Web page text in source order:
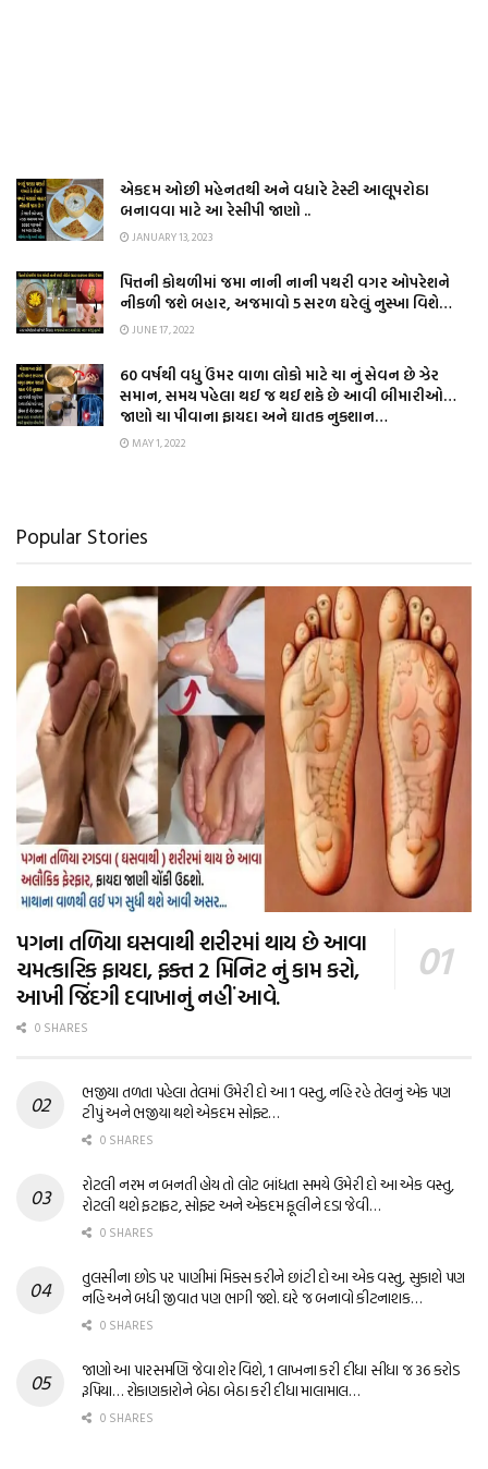
એકદમ ઓછી મહેનતથી અને વધારે ટેસ્ટી આલૂપરોઠા
બનાવવા માટે આ રેસીપી જાણો ..
JANUARY 13, 2023
પિત્તની કોથળીમાં જમા નાની નાની પથરી વગર ઓપરેશને
નીકળી જશે બહાર, અજમાવો 5 સરળ ઘરેલું નુસ્ખા વિશે…
JUNE 17, 2022
60 વર્ષથી વધુ ઉંમર વાળા લોકો માટે ચા નું સેવન છે ઝેર
સમાન, સમય પહેલા થઈ જ થઈ શકે છે આવી બીમારીઓ…
જાણો ચા પીવાના ફાયદા અને ઘાતક નુકશાન…
MAY 1, 2022
Popular Stories
પગના તળિયા ઘસવાથી શરીરમાં થાય છે આવા
ચમત્કારિક ફાયદા, ફક્ત 2 મિનિટ નું કામ કરો,
આખી જિંદગી દવાખાનું નહીં આવે.
0 SHARES
ભજીયા તળતા પહેલા તેલમાં ઉમેરી દો આ 1 વસ્તુ, નહિ રહે તેલનું એક પણ
ટીપું અને ભજીયા થશે એકદમ સોફ્ટ…
0 SHARES
રોટલી નરમ ન બનતી હોય તો લોટ બાંધતા સમયે ઉમેરી દો આ એક વસ્તુ,
રોટલી થશે ફટાફટ, સોફ્ટ અને એકદમ ફૂલીને દડા જેવી…
0 SHARES
તુલસીના છોડ પર પાણીમાં મિક્સ કરીને છાંટી દો આ એક વસ્તુ, સુકાશે પણ
નહિ અને બધી જીવાત પણ ભાગી જશે. ઘરે જ બનાવો કીટનાશક…
0 SHARES
જાણો આ પારસમણિ જેવા શેર વિશે, 1 લાખના કરી દીધા સીધા જ 36 કરોડ
રૂપિયા… રોકાણકારોને બેઠા બેઠા કરી દીધા માલામાલ…
0 SHARES